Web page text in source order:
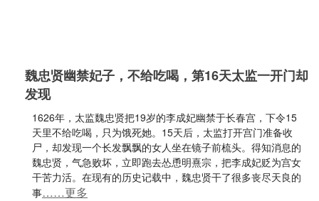
魏忠贤幽禁妃子，不给吃喝，第16天太监一开门却
发现
1626年，太监魏忠贤把19岁的李成妃幽禁于长春宫，下令15
天里不给吃喝，只为饿死她。15天后，太监打开宫门准备收
尸，却发现一个长发飘飘的女人坐在镜子前梳头。得知消息的
魏忠贤，气急败坏，立即跑去怂恿明熹宗，把李成妃贬为宫女
干苦力活。在现有的历史记载中，魏忠贤干了很多丧尽天良的
事……更多